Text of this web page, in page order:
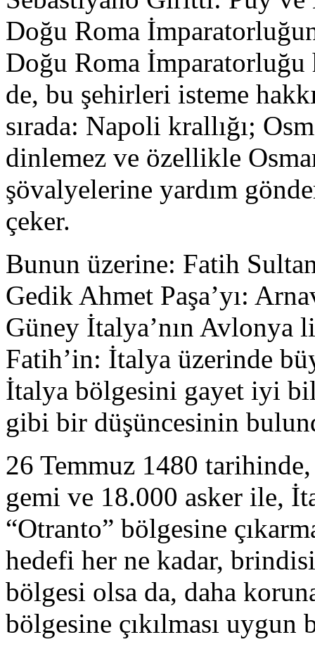
Doğu Roma
Doğu Roma
de, bu şehirleri isteme
sırada: Napoli krallığı;
dinlemez ve özellikle
şövalyelerine yardım
çeker.
Bunun üzerine: Fatih
Gedik Ahmet Paşa’yı:
Güney İtalya’nın Avlonya
Fatih’in: İtalya üzerinde
İtalya bölgesini gayet iyi
gibi bir düşüncesinin
26 Temmuz 1480
gemi ve 18.000 asker ile,
“Otranto” bölgesine
hedefi her ne kadar,
bölgesi olsa da, daha
bölgesine çıkılması uygun